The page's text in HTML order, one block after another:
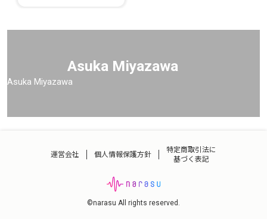
Asuka Miyazawa
Asuka Miyazawa
運営会社 個人情報保護方針
特定商取引法に
基づく表記
©narasu All rights reserved.